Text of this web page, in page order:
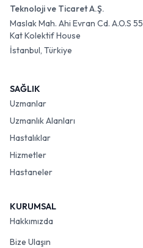
Teknoloji ve Ticaret A.Ş.
Maslak Mah. Ahi Evran Cd. A.O.S
Kat Kolektif House
İstanbul, Türkiye
SAĞLIK
Uzmanlar
Uzmanlık Alanları
Hastalıklar
Hizmetler
Hastaneler
KURUMSAL
Hakkımızda
Bize Ulaşın